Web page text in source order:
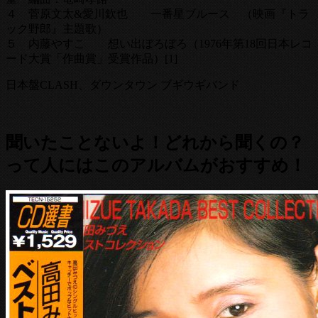
４ 菅原文太&愛川欽也 一番星ブルース （映画『トラ
ック野郎』主題歌）
５ 内藤やすこ 想い出ぼろぼろ（1976年第18回日本レコ
ード大賞「作曲賞」受賞作品）[1]
日本盤CLASH、ダウンタウン ブギウギバンド
聞いたことないよ！どれから聞くの？
って人にはこのアルバムがおすすめ！